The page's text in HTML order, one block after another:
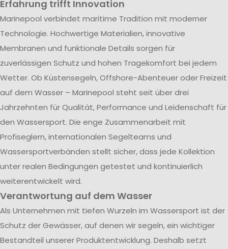
Erfahrung trifft Innovation
Marinepool verbindet maritime Tradition mit moderner
Technologie. Hochwertige Materialien, innovative
Membranen und funktionale Details sorgen für
zuverlässigen Schutz und hohen Tragekomfort bei jedem
Wetter. Ob Küstensegeln, Offshore-Abenteuer oder Freizeit
auf dem Wasser – Marinepool steht seit über drei
Jahrzehnten für Qualität, Performance und Leidenschaft für
den Wassersport. Die enge Zusammenarbeit mit
Profiseglern, internationalen Segelteams und
Wassersportverbänden stellt sicher, dass jede Kollektion
unter realen Bedingungen getestet und kontinuierlich
weiterentwickelt wird.
Verantwortung auf dem Wasser
Als Unternehmen mit tiefen Wurzeln im Wassersport ist der
Schutz der Gewässer, auf denen wir segeln, ein wichtiger
Bestandteil unserer Produktentwicklung. Deshalb setzt